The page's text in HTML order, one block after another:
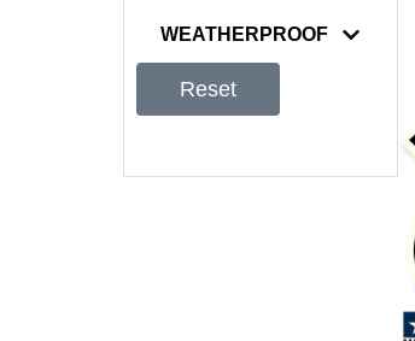
WEATHERPROOF
Reset